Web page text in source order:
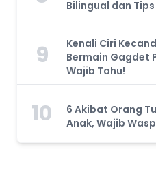
Bilingual dan
9
Kenali Ciri
Bermain Gagdet
Wajib Tahu!
10
6 Akibat Orang
Anak, Wajib